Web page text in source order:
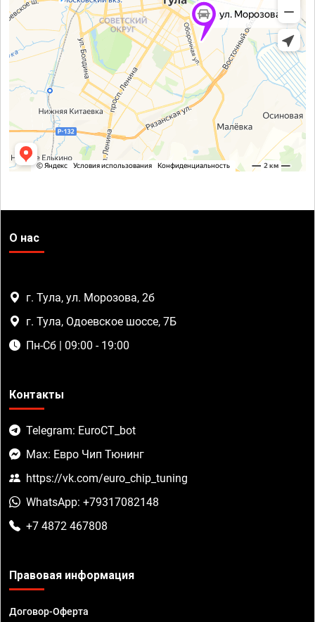
О нас
г. Тула, ул. Морозова, 2б
г. Тула, Одоевское шоссе, 7Б
Пн-Сб | 09:00 - 19:00
Контакты
Telegram: EuroCT_bot
Max: Евро Чип Тюнинг
https://vk.com/euro_chip_tuning
WhatsApp: +79317082148
+7 4872 467808
Правовая информация
Договор-Оферта